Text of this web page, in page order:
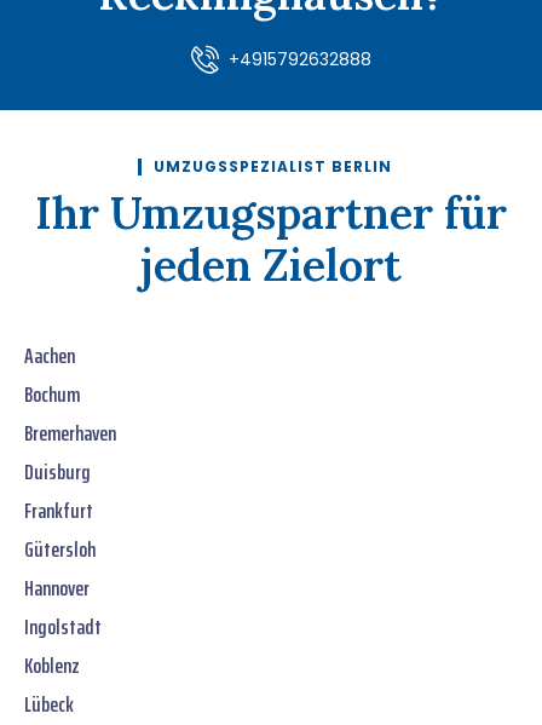
+4915792632888
UMZUGSSPEZIALIST BERLIN
Ihr Umzugspartner für
jeden Zielort
Aachen
Bochum
Bremerhaven
Duisburg
Frankfurt
Gütersloh
Hannover
Ingolstadt
Koblenz
Lübeck